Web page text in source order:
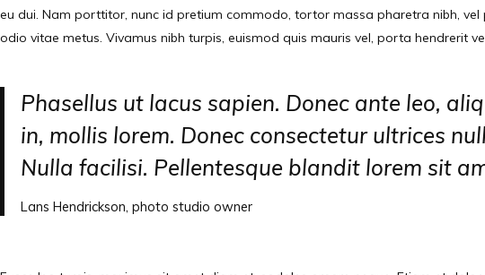
eu dui. Nam porttitor, nunc id pretium commodo, tortor massa pharetra nibh,
odio vitae metus. Vivamus nibh turpis, euismod quis mauris vel, porta hendrerit
Phasellus ut lacus sapien. Donec ante leo,
in, mollis lorem. Donec consectetur ultrices
Nulla facilisi. Pellentesque blandit lorem sit
Lans Hendrickson, photo studio owner